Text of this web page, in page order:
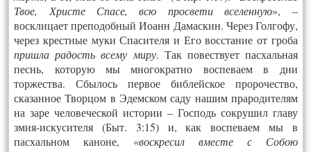
Твое, Христе Спасе, всю просвети вселенную», –
восклицает преподобный Иоанн Дамаскин. Через Голгофу,
через крестные муки Спасителя и Его восстание от гроба
пришла радость всему миру. Так повествует пасхальная
песнь, которую мы многократно воспеваем в дни
торжества. Сбылось первое библейское пророчество,
сказанное Творцом в Эдемском саду нашим прародителям
на заре человеческой истории – Господь сокрушил главу
змия-искусителя (Быт. 3:15) и, как воспеваем мы в
пасхальном каноне, «воскресил вместе с Собою